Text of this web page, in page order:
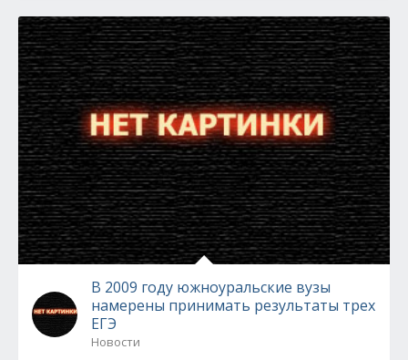
В 2009 году южноуральские вузы
намерены принимать результаты трех
ЕГЭ
Новости